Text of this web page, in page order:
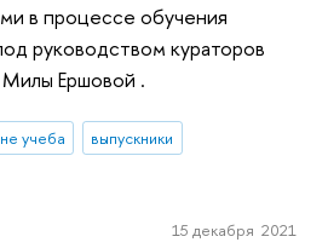
в процессе обучения
руководством кураторов
Ершовой .
не учеба
выпускники
15 декабря 2021